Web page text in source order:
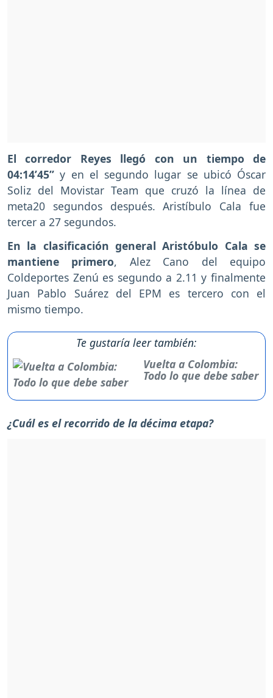
El corredor Reyes llegó con un tiempo de
04:14’45” y en el segundo lugar se ubicó Óscar
Soliz del Movistar Team que cruzó la línea de
meta20 segundos después. Aristíbulo Cala fue
tercer a 27 segundos.
En la clasificación general Aristóbulo Cala se
mantiene primero, Alez Cano del equipo
Coldeportes Zenú es segundo a 2.11 y finalmente
Juan Pablo Suárez del EPM es tercero con el
mismo tiempo.
Te gustaría leer también:
Vuelta a Colombia:
Todo lo que debe saber
¿Cuál es el recorrido de la décima etapa?